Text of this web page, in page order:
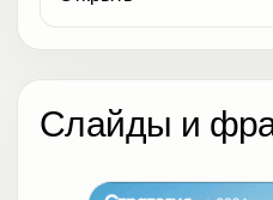
Слайды и